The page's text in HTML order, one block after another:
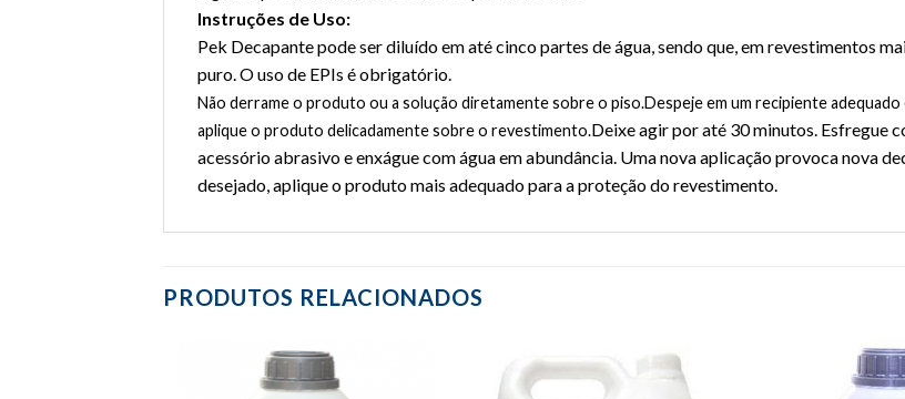
Instruções de Uso:
Pek Decapante pode ser diluído em até cinco partes de água, sendo que, em revestimentos
puro. O uso de EPIs é obrigatório.
Não derrame o produto ou a solução diretamente sobre o piso.Despeje em um recipiente
aplique o produto delicadamente sobre o revestimento.Deixe agir por até 30 minutos. Esfregue
acessório abrasivo e enxágue com água em abundância. Uma nova aplicação provoca nova
desejado, aplique o produto mais adequado para a proteção do revestimento.
PRODUTOS RELACIONADOS